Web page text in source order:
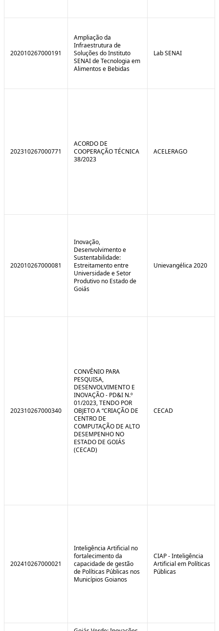
202010267000191
Ampliação da
Infraestrutura de
Soluções do Instituto
SENAI de Tecnologia em
Alimentos e Bebidas
Lab SENAI
202310267000771
ACORDO DE
COOPERAÇÃO TÉCNICA
38/2023
ACELERAGO
202010267000081
Inovação,
Desenvolvimento e
Sustentabilidade:
Estreitamento entre
Universidade e Setor
Produtivo no Estado de
Goiás
Unievangélica 2020
202310267000340
CONVÊNIO PARA
PESQUISA,
DESENVOLVIMENTO E
INOVAÇÃO - PD&I N.º
01/2023, TENDO POR
OBJETO A “CRIAÇÃO DE
CENTRO DE
COMPUTAÇÃO DE ALTO
DESEMPENHO NO
ESTADO DE GOIÁS
(CECAD)
CECAD
202410267000021
Inteligência Artificial no
fortalecimento da
capacidade de gestão
de Políticas Públicas nos
Municípios Goianos
CIAP - Inteligência
Artificial em Políticas
Públicas